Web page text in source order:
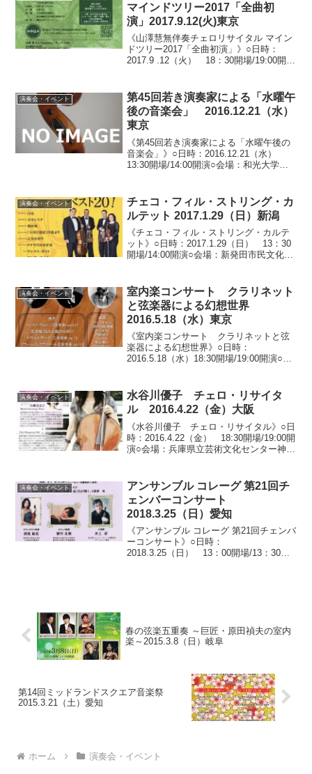
マインドツリー2017「全曲初
演」2017.9.12(火)東京
《山澤慧無伴奏チェロリサイタル マイン
ドツリー2017「全曲初演」》○日時：
2017.9 .12（火） 18：30開場/19:00開演
各500円増し）○出...
演奏会・イベント
第45回若き演奏家による「水曜午
後の音楽会」 2016.12.21（水）
東京
《第45回若き演奏家による「水曜午後の
音楽会」》○日時：2016.12.21（水）
13:30開場/14:00開演○会場：和光大学ポ
み）※お申し込み 町田市イベ...
演奏会・イベント
チェコ・フィル・ストリング・カ
ルテット 2017.1.29（日）新潟
《チェコ・フィル・ストリング・カルテ
ット》○日時：2017.1.29（日） 13：30
開場/14:00開演○会場：新発田市民文化会
円） 中学生以下 無料（要...
演奏会・イベント
室内楽コンサート クラリネット
と弦楽器による幻想世界
2016.5.18（水）東京
《室内楽コンサート クラリネットと弦
楽器による幻想世界》○日時：
2016.5.18（水）18:30開場/19:00開演○会
2,000円○出演：河野 彩・柳 響麗（ヴァ
イ...
演奏会・イベント
水谷川優子 チェロ・リサイタ
ル 2016.4.22（金）大阪
《水谷川優子 チェロ・リサイタル》○日
時：2016.4.22（金） 18:30開場/19:00開
演○会場：兵庫県立芸術文化センター神戸
未就学児のご入場はご...
演奏会・イベント
アンサンブル コレーグ 第21回チ
ェンバーコンサート
2018.3.25（日）愛知
《アンサンブル コレーグ 第21回チェンバ
ーコンサート》○日時：
2018.3.25（日） 13：00開場/13：30開
春の弦楽五重奏 ～巨匠・原田禎夫の室内
楽～2015.3.8（日）岐阜
第14回ミッドランドスクエア音楽祭
2015.3.21（土）愛知
ホーム 演奏会・イベント